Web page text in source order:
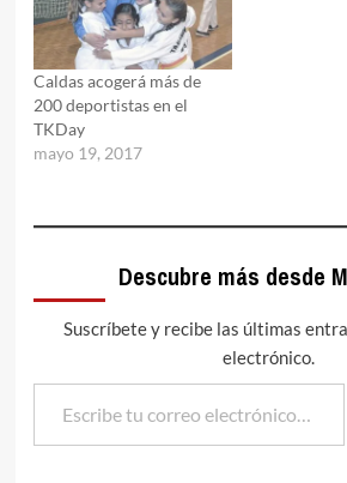
Caldas acogerá más de
200 deportistas en el
TKDay
mayo 19, 2017
Descubre más desde
Suscríbete y recibe las últimas
electrónico.
Escribe tu correo electrónico…